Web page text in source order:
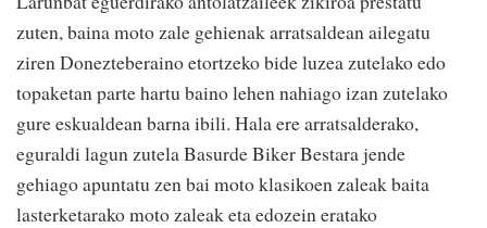
zuten, baina moto zale gehienak arratsaldean ailegatu
ziren Donezteberaino etortzeko bide luzea zutelako edo
topaketan parte hartu baino lehen nahiago izan zutelako
gure eskualdean barna ibili. Hala ere arratsalderako,
eguraldi lagun zutela Basurde Biker Bestara jende
gehiago apuntatu zen bai moto klasikoen zaleak baita
lasterketarako moto zaleak eta edozein eratako